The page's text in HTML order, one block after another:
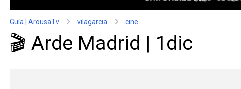
Guía | ArousaTv vilagarcia cine
🎬 Arde Madrid | 1dic